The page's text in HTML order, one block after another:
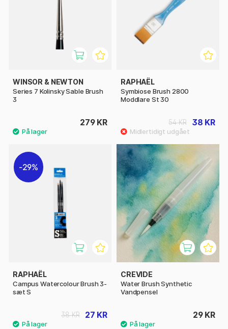
WINSOR & NEWTON
Series 7 Kolinsky Sable Brush
3
279 KR
RAPHAËL
Symbiose Brush 2800
Moddlare St 30
38 KR
54 KR
29%
RAPHAËL
Campus Watercolour Brush 3-
sæt S
27 KR
38 KR
CREVIDE
Water Brush Synthetic
Vandpensel
29 KR